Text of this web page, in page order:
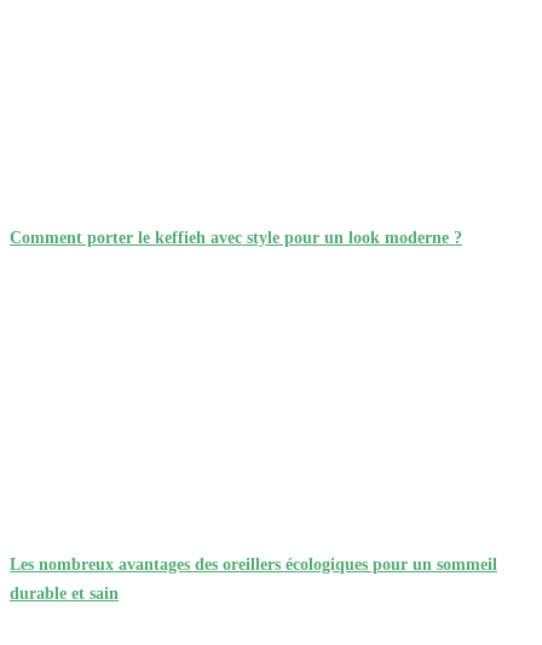
Comment porter le keffieh avec style pour un look moderne ?
Les nombreux avantages des oreillers écologiques pour un sommeil
durable et sain